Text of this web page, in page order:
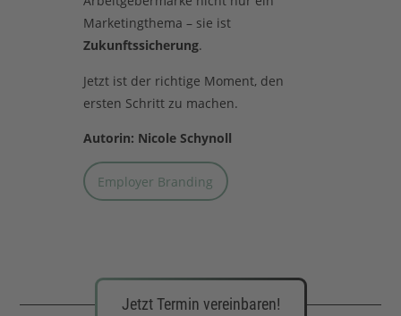
Marketingthema – sie ist
Zukunftssicherung.
Jetzt ist der richtige Moment, den
ersten Schritt zu machen.
Autorin: Nicole Schynoll
Employer Branding
Jetzt Termin vereinbaren!